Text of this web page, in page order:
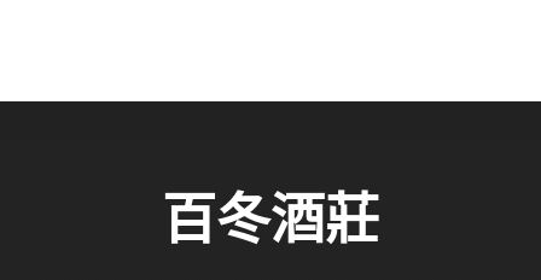
百冬酒莊